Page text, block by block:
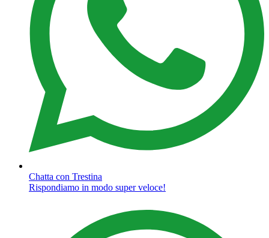
Chatta con Trestina
Rispondiamo in modo super veloce!